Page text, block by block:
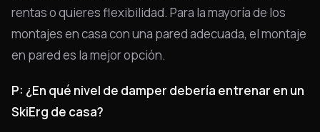
rentas o quieres flexibilidad. Para la mayoría de los
montajes en casa con una pared adecuada, el montaje
en pared es la mejor opción.
P: ¿En qué nivel de damper debería entrenar en un
SkiErg de casa?